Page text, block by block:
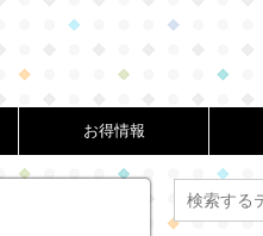
お得情報